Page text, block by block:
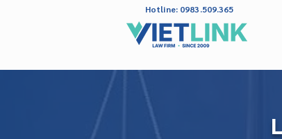
Hotline: 0983.509.365